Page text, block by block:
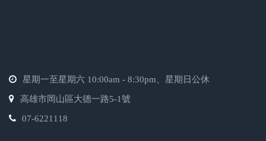
星期一至星期六 10:00am - 8:30pm、星期日公休
高雄市岡山區大德一路5-1號
07-6221118